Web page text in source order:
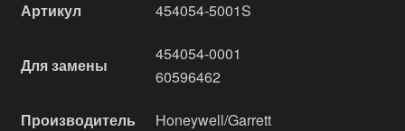
Артикул 454054-5001S
Для замены
454054-0001
60596462
Производитель Honeywell/Garrett